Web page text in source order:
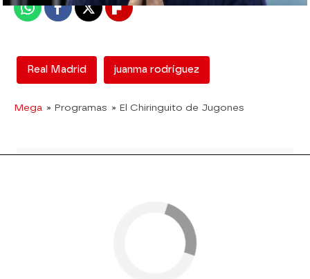
WhatsappFacebook
X Flipboard
Real Madrid juanma rodríguez
Mega » Programas » El Chiringuito de Jugones